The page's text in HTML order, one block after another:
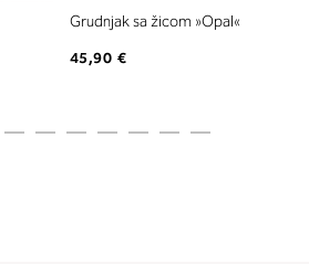
Grudnjak sa žicom »Opal«
45,90 €